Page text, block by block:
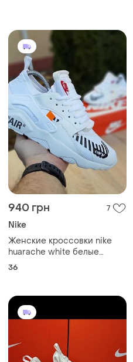
940 грн 7
Nike
Женские кроссовки nike
huarache white белые
скидки sale &lt;unk&gt; smb
36